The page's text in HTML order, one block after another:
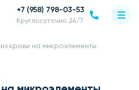
+7 (958) 798-03-53
Круглосуточно 24/7
крови на микроэлементы